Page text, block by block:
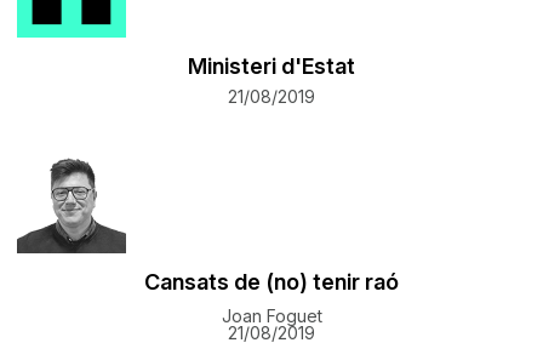
Ministeri d'Estat
21/08/2019
Cansats de (no) tenir raó
Joan Foguet
21/08/2019